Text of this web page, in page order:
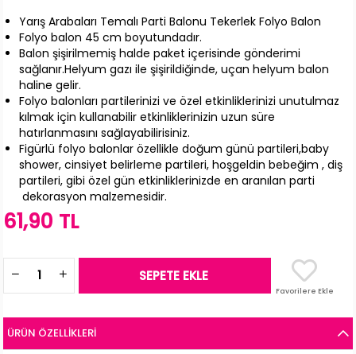
Yarış Arabaları Temalı Parti Balonu Tekerlek Folyo Balon
Folyo balon 45 cm boyutundadır.
Balon şişirilmemiş halde paket içerisinde gönderimi
sağlanır.Helyum gazı ile şişirildiğinde, uçan helyum balon
haline gelir.
Folyo balonları partilerinizi ve özel etkinliklerinizi unutulmaz
kılmak için kullanabilir etkinliklerinizin uzun süre
hatırlanmasını sağlayabilirisiniz.
Figürlü folyo balonlar özellikle doğum günü partileri,baby
shower, cinsiyet belirleme partileri, hoşgeldin bebeğim , diş
partileri, gibi özel gün etkinliklerinizde en aranılan parti
dekorasyon malzemesidir.
61,90 TL
Favorilere Ekle
ÜRÜN ÖZELLIKLERI